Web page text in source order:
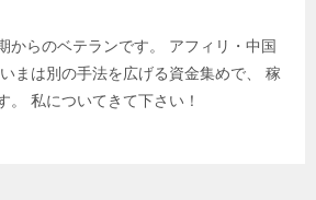
からのベテランです。 アフィリ・中国
まは別の手法を広げる資金集めで、 稼
。 私についてきて下さい！